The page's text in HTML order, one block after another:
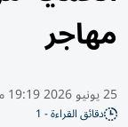
مهاجر
25 يونيو 2026 19:19 مساء
دقائق القراءة - 1